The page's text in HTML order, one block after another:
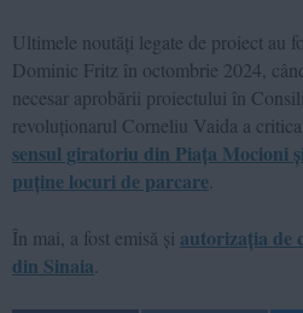
Ultimele noutăți legate de proiect au
Dominic Fritz în octombrie 2024,
necesar aprobării proiectului în
revoluționarul Corneliu Vaida a
sensul giratoriu din Piața Mocioni
puține locuri de parcare
În mai, a fost emisă și autorizația de
din Sinaia